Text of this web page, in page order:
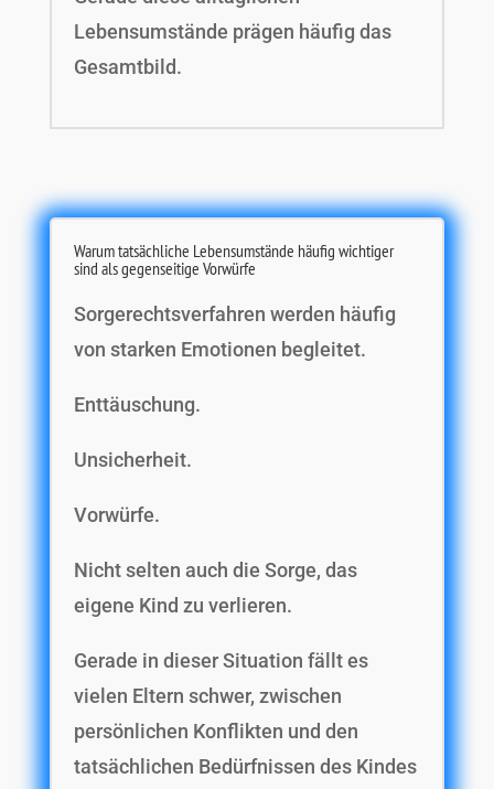
Lebensumstände prägen häufig das
Gesamtbild.
Warum tatsächliche Lebensumstände häufig wichtiger
sind als gegenseitige Vorwürfe
Sorgerechtsverfahren werden häufig
von starken Emotionen begleitet.
Enttäuschung.
Unsicherheit.
Vorwürfe.
Nicht selten auch die Sorge, das
eigene Kind zu verlieren.
Gerade in dieser Situation fällt es
vielen Eltern schwer, zwischen
persönlichen Konflikten und den
tatsächlichen Bedürfnissen des Kindes